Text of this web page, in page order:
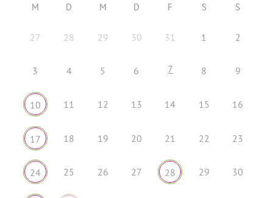
M D M D F S S
27 28 29 30 31 1 2
3 4 5 6 7 8 9
10 11 12 13 14 15 16
17 18 19 20 21 22 23
24 25 26 27 28 29 30